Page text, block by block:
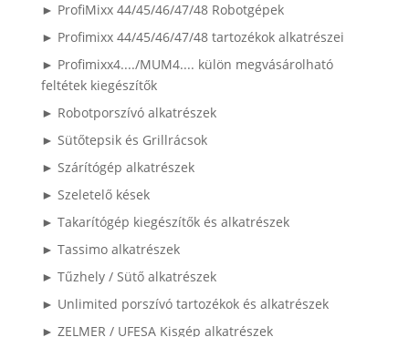
► ProfiMixx 44/45/46/47/48 Robotgépek
► Profimixx 44/45/46/47/48 tartozékok alkatrészei
► Profimixx4..../MUM4.... külön megvásárolható
feltétek kiegészítők
► Robotporszívó alkatrészek
► Sütőtepsik és Grillrácsok
► Szárítógép alkatrészek
► Szeletelő kések
► Takarítógép kiegészítők és alkatrészek
► Tassimo alkatrészek
► Tűzhely / Sütő alkatrészek
► Unlimited porszívó tartozékok és alkatrészek
► ZELMER / UFESA Kisgép alkatrészek